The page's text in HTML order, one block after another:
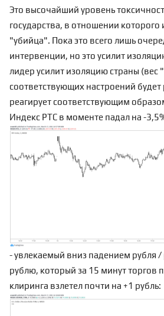
Это высочайший уровень
государства, в отношении которого
"убийца". Пока это всего лишь
интервенции, но это усилит
лидер усилит изоляцию страны (вес
соответствующих настроений будет
реагирует соответствующим
Индекс РТС в моменте падал на -
- увлекаемый вниз падением рубля /
рублю, который за 15 минут торгов
клиринга взлетел почти на +1 рубль: